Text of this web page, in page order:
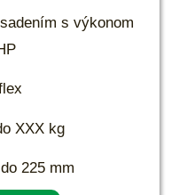
s výkonom
XXX kg
225 mm